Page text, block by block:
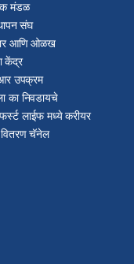
मंडळ
संघ
आणि ओळख
केंद्र
उपक्रम
का निवडायचे
लाईफ मध्ये करीयर
चॅनेल